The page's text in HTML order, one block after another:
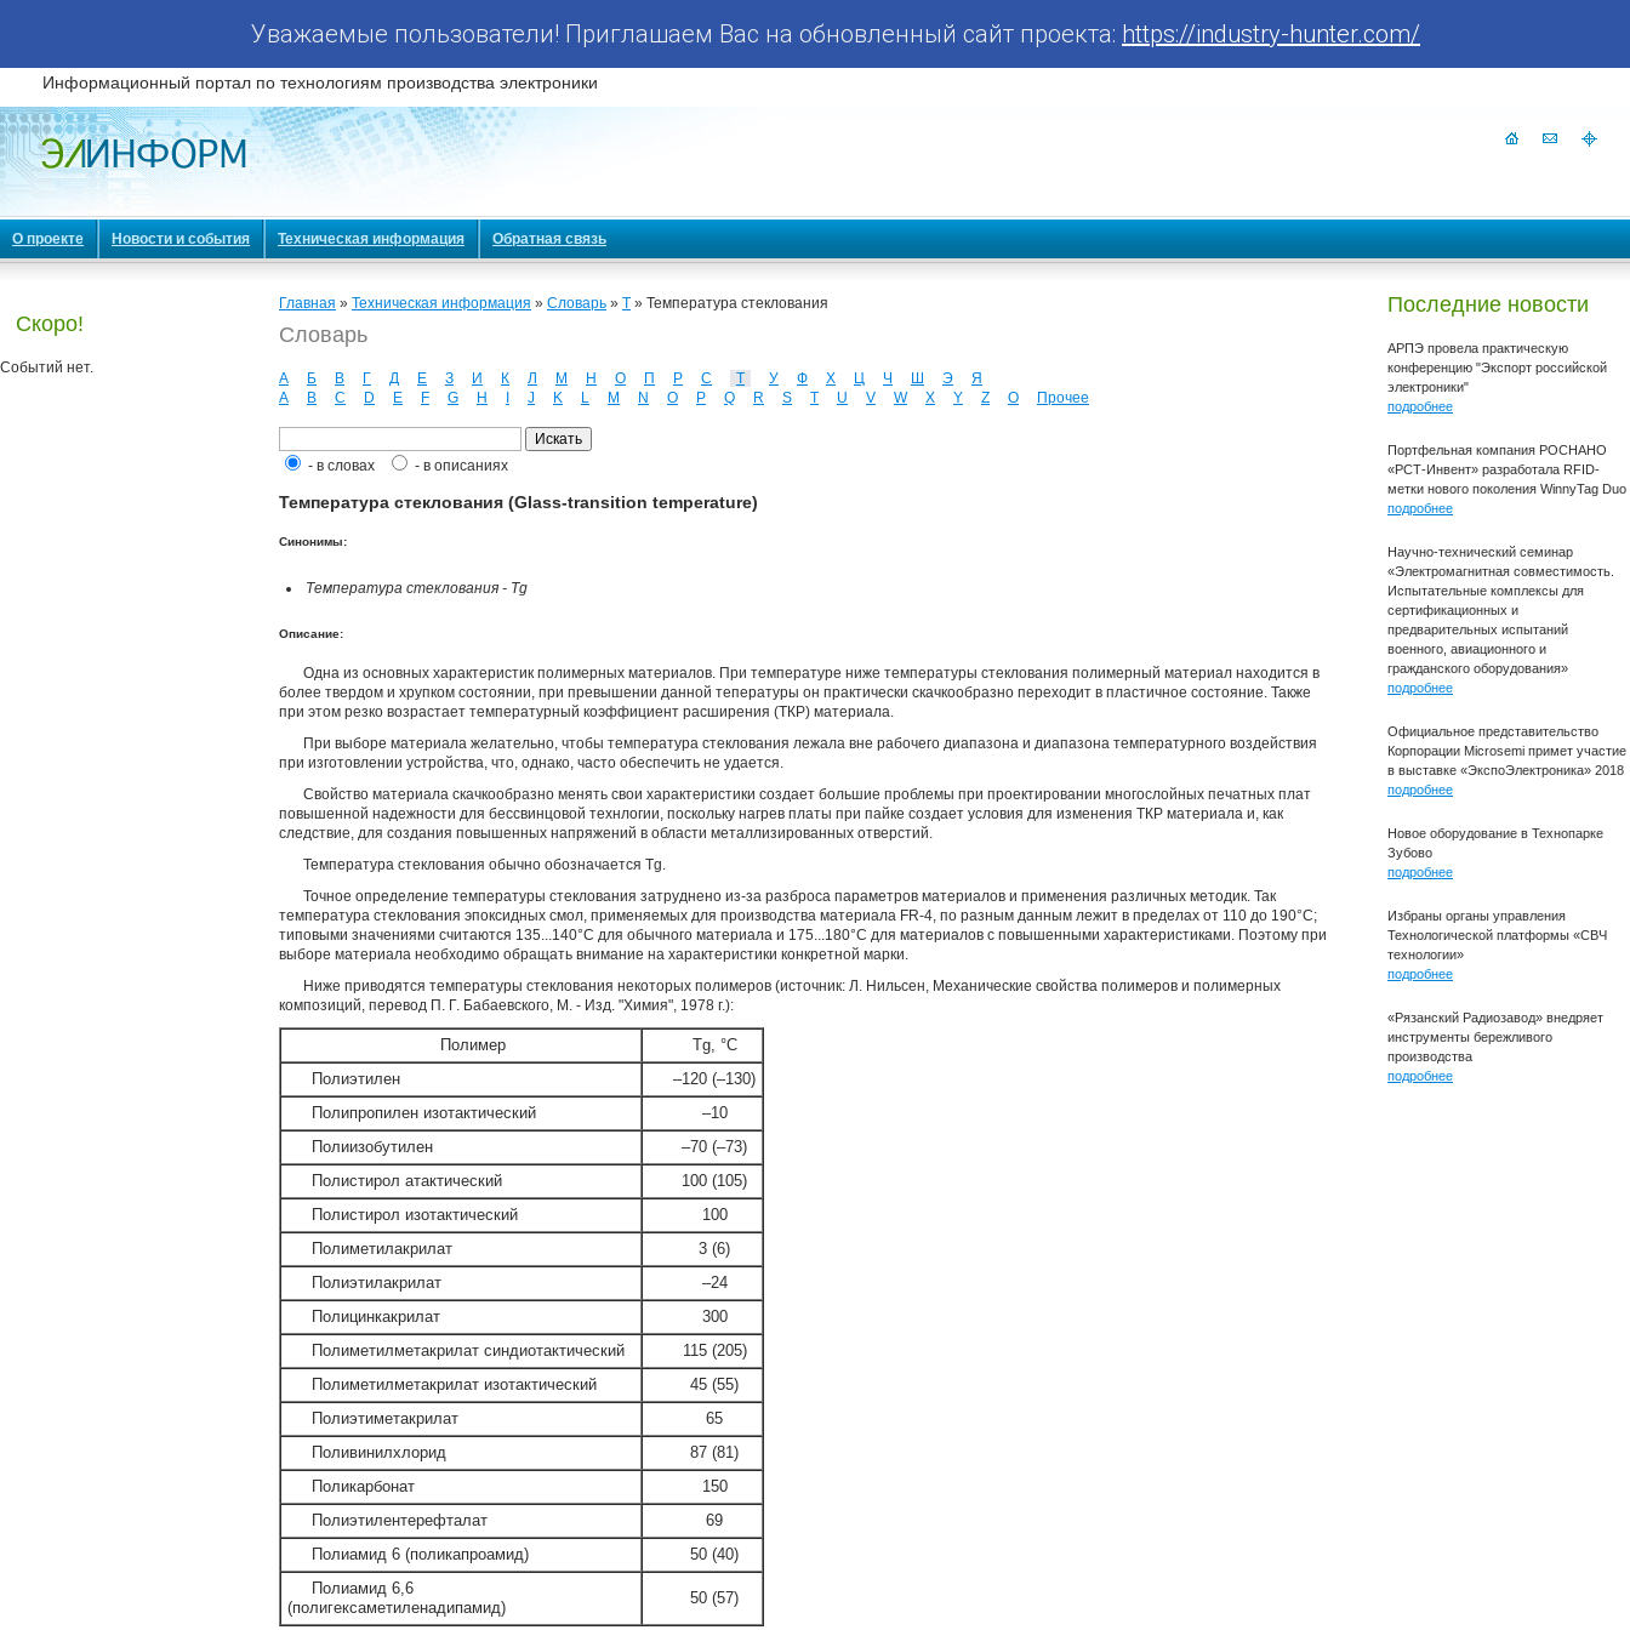
Уважаемые пользователи! Приглашаем Вас на обновленный сайт проекта: https://industry-hunter.com/
Информационный портал по технологиям производства электроники
О проекте Новости и события Техническая информация Обратная связь
Скоро!
Событий нет.
Главная » Техническая информация » Словарь » Т » Температура стеклования
Словарь
А Б В Г Д Е З И К Л М Н О П Р С Т У Ф Х Ц Ч Ш Э
Я
A
B C D E F G H J K L M N O P Q R S T U V W X Y Z О Прочее
- в словах - в описаниях
Температура стеклования (Glass-transition temperature)
Синонимы:
Температура стеклования - Tg
Описание:
Одна из основных характеристик полимерных материалов. При температуре ниже температуры стеклования полимерный материал находится в
более твердом и хрупком состоянии, при превышении данной тепературы он практически скачкообразно переходит в пластичное состояние. Также
при этом резко возрастает температурный коэффициент расширения (ТКР) материала.
При выборе материала желательно, чтобы температура стеклования лежала вне рабочего диапазона и диапазона температурного воздействия
при изготовлении устройства, что, однако, часто обеспечить не удается.
Свойство материала скачкообразно менять свои характеристики создает большие проблемы при проектировании многослойных печатных плат
повышенной надежности для бессвинцовой технлогии, поскольку нагрев платы при пайке создает условия для изменения ТКР материала и, как
следствие, для создания повышенных напряжений в области металлизированных отверстий.
Температура стеклования обычно обозначается Tg.
Точное определение температуры стеклования затруднено из-за разброса параметров материалов и применения различных методик. Так
температура стеклования эпоксидных смол, применяемых для производства материала FR-4, по разным данным лежит в пределах от 110 до 190°C;
типовыми значениями считаются 135...140°C для обычного материала и 175...180°C для материалов с повышенными характеристиками. Поэтому при
выборе материала необходимо обращать внимание на характеристики конкретной марки.
Ниже приводятся температуры стеклования некоторых полимеров (источник: Л. Нильсен, Механические свойства полимеров и полимерных
композиций, перевод П. Г. Бабаевского, М. - Изд. "Химия", 1978 г.):
Полимер
Tg, °C
Полиэтилен
–120 (–130)
Полипропилен изотактический
–10
Полиизобутилен
–70 (–73)
Полистирол атактический
100 (105)
Полистирол изотактический
100
Полиметилакрилат
3 (6)
Полиэтилакрилат
–24
Полицинкакрилат
300
Полиметилметакрилат синдиотактический
115 (205)
Полиметилметакрилат изотактический
45 (55)
Полиэтиметакрилат
65
Поливинилхлорид
87 (81)
Поликарбонат
150
Полиэтилентерефталат
69
Полиамид 6 (поликапроамид)
50 (40)
Полиамид 6,6
(полигексаметиленадипамид)
50 (57)
Последние новости
АРПЭ провела практическую
конференцию "Экспорт российской
электроники"
подробнее
Портфельная компания РОСНАНО
«РСТ-Инвент» разработала RFID-
метки нового поколения WinnyTag Duo
подробнее
Научно-технический семинар
«Электромагнитная совместимость.
Испытательные комплексы для
сертификационных и
предварительных испытаний
военного, авиационного и
гражданского оборудования»
подробнее
Официальное представительство
Корпорации Microsemi примет участие
в выставке «ЭкспоЭлектроника» 2018
подробнее
Новое оборудование в Технопарке
Зубово
подробнее
Избраны органы управления
Технологической платформы «СВЧ
технологии»
подробнее
«Рязанский Радиозавод» внедряет
инструменты бережливого
производства
подробнее